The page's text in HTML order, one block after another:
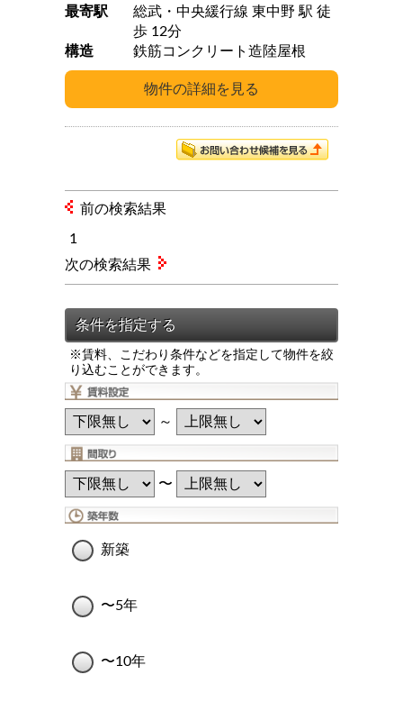
最寄駅
総武・中央緩行線 東中野 駅 徒
歩 12分
構造
鉄筋コンクリート造陸屋根
前の検索結果
1
※賃料、こだわり条件などを指定して物件を絞
り込むことができます。
～
〜
新築
〜5年
〜10年